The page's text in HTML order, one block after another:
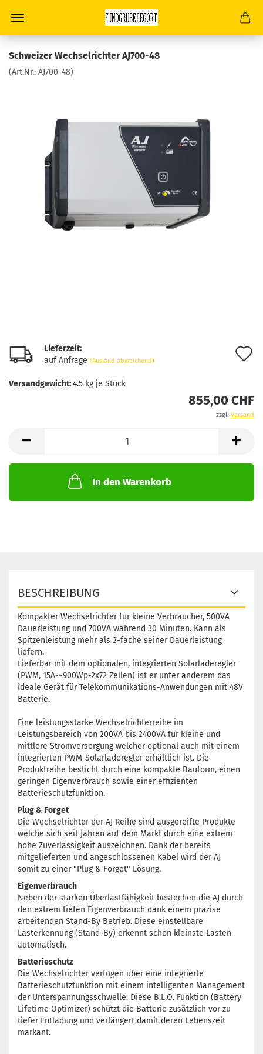
Schweizer Wechselrichter AJ700-48
(Art.Nr.: AJ700-48)
Lieferzeit:
auf Anfrage (Ausland abweichend)
Versandgewicht:4.5 kg je Stück
855,00 CHF
zzgl. Versand
In den Warenkorb
BESCHREIBUNG
Kompakter Wechselrichter für kleine Verbraucher, 500VA
Dauerleistung und 700VA während 30 Minuten. Kann als
Spitzenleistung mehr als 2-fache seiner Dauerleistung
liefern.
Lieferbar mit dem optionalen, integrierten Solarladeregler
(PWM, 15A-~900Wp-2x72 Zellen) ist er unter anderem das
ideale Gerät für Telekommunikations-Anwendungen mit 48V
Batterie.
Eine leistungsstarke Wechselrichterreihe im
Leistungsbereich von 200VA bis 2400VA für kleine und
mittlere Stromversorgung welcher optional auch mit einem
integrierten PWM-Solarladeregler erhältlich ist. Die
Produktreihe besticht durch eine kompakte Bauform, einen
geringen Eigenverbrauch sowie einer effizienten
Batterieschutzfunktion.
Plug & Forget
Die Wechselrichter der AJ Reihe sind ausgereifte Produkte
welche sich seit Jahren auf dem Markt durch eine extrem
hohe Zuverlässigkeit auszeichnen. Dank der bereits
mitgelieferten und angeschlossenen Kabel wird der AJ
somit zu einer "Plug & Forget" Lösung.
Eigenverbrauch
Neben der starken Überlastfähigkeit bestechen die AJ durch
den extrem tiefen Eigenverbrauch dank einem präzise
arbeitenden Stand-By Betrieb. Diese einstellbare
Lasterkennung (Stand-By) erkennt schon kleinste Lasten
automatisch.
Batterieschutz
Die Wechselrichter verfügen über eine integrierte
Batterieschutzfunktion mit einem intelligenten Management
der Unterspannungsschwelle. Diese B.L.O. Funktion (Battery
Lifetime Optimizer) schützt die Batterie zusätzlich vor zu
tiefer Entladung und verlängert damit deren Lebenszeit
markant.